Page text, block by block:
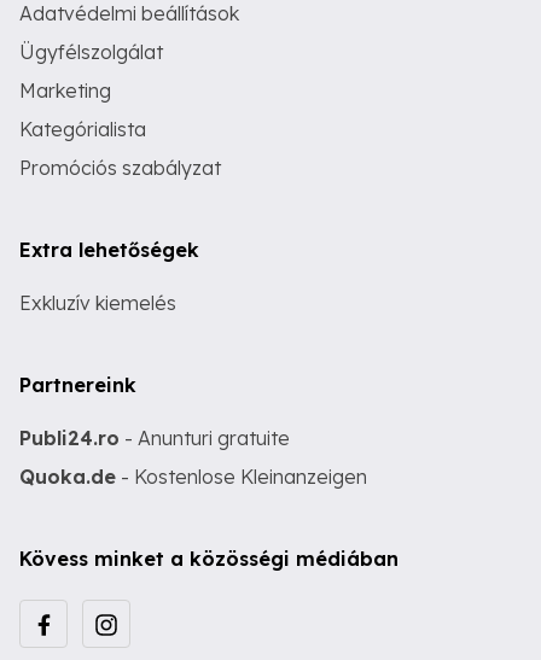
Adatvédelmi beállítások
Ügyfélszolgálat
Marketing
Kategórialista
Promóciós szabályzat
Extra lehetőségek
Exkluzív kiemelés
Partnereink
Publi24.ro - Anunturi gratuite
Quoka.de - Kostenlose Kleinanzeigen
Kövess minket a közösségi médiában